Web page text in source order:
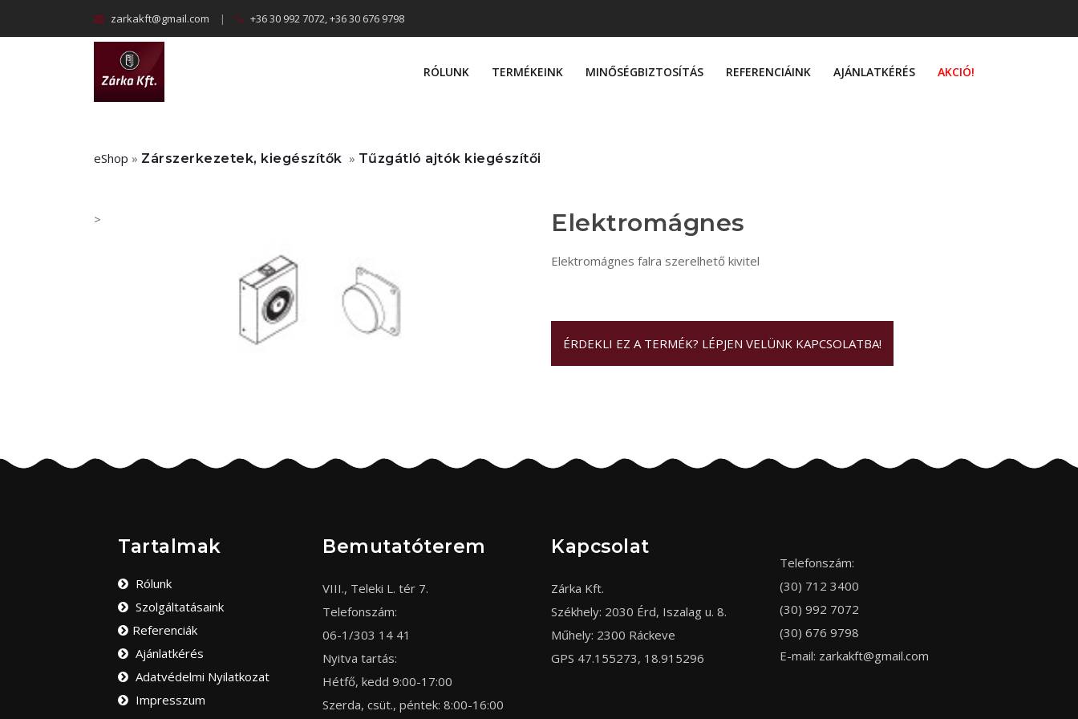
zarkakft@gmail.com | +36 30 992 7072, +36 30 676 9798
RÓLUNK TERMÉKEINK MINŐSÉGBIZTOSÍTÁS REFERENCIÁINK AJÁNLATKÉRÉS AKCIÓ!
eShop » Zárszerkezetek, kiegészítők » Tűzgátló ajtók kiegészítői
> Elektromágnes
Elektromágnes falra szerelhető kivitel
ÉRDEKLI EZ A TERMÉK? LÉPJEN VELÜNK KAPCSOLATBA!
Tartalmak
Rólunk
Szolgáltatásaink
Referenciák
Ajánlatkérés
Adatvédelmi Nyilatkozat
Impresszum
Bemutatóterem
VIII., Teleki L. tér 7.
Telefonszám:
06-1/303 14 41
Nyitva tartás:
Hétfő, kedd 9:00-17:00
Szerda, csüt., péntek: 8:00-16:00
Kapcsolat
Zárka Kft.
Székhely: 2030 Érd, Iszalag u. 8.
Műhely: 2300 Ráckeve
GPS 47.155273, 18.915296
Telefonszám:
(30) 712 3400
(30) 992 7072
(30) 676 9798
E-mail: zarkakft@gmail.com